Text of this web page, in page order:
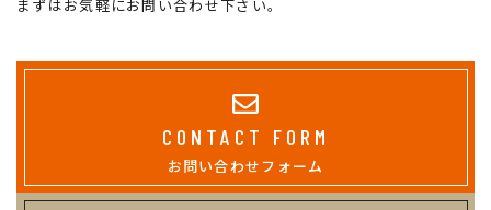
まずはお気軽にお問い合わせ下さい。
CONTACT FORM
お問い合わせフォーム